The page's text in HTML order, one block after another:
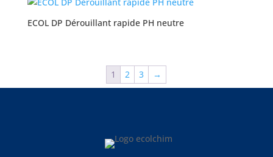
ECOL DP Dérouillant rapide PH neutre
1 2 3 →